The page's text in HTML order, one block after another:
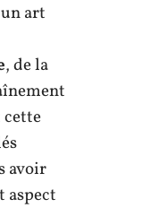
art
, de la
avoir
aspect